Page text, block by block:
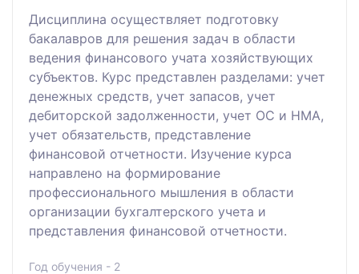
Дисциплина осуществляет подготовку
бакалавров для решения задач в области
ведения финансового учата хозяйствующих
субъектов. Курс представлен разделами: учет
денежных средств, учет запасов, учет
дебиторской задолженности, учет ОС и НМА,
учет обязательств, представление
финансовой отчетности. Изучение курса
направлено на формирование
профессионального мышления в области
организации бухгалтерского учета и
представления финансовой отчетности.
Год обучения - 2